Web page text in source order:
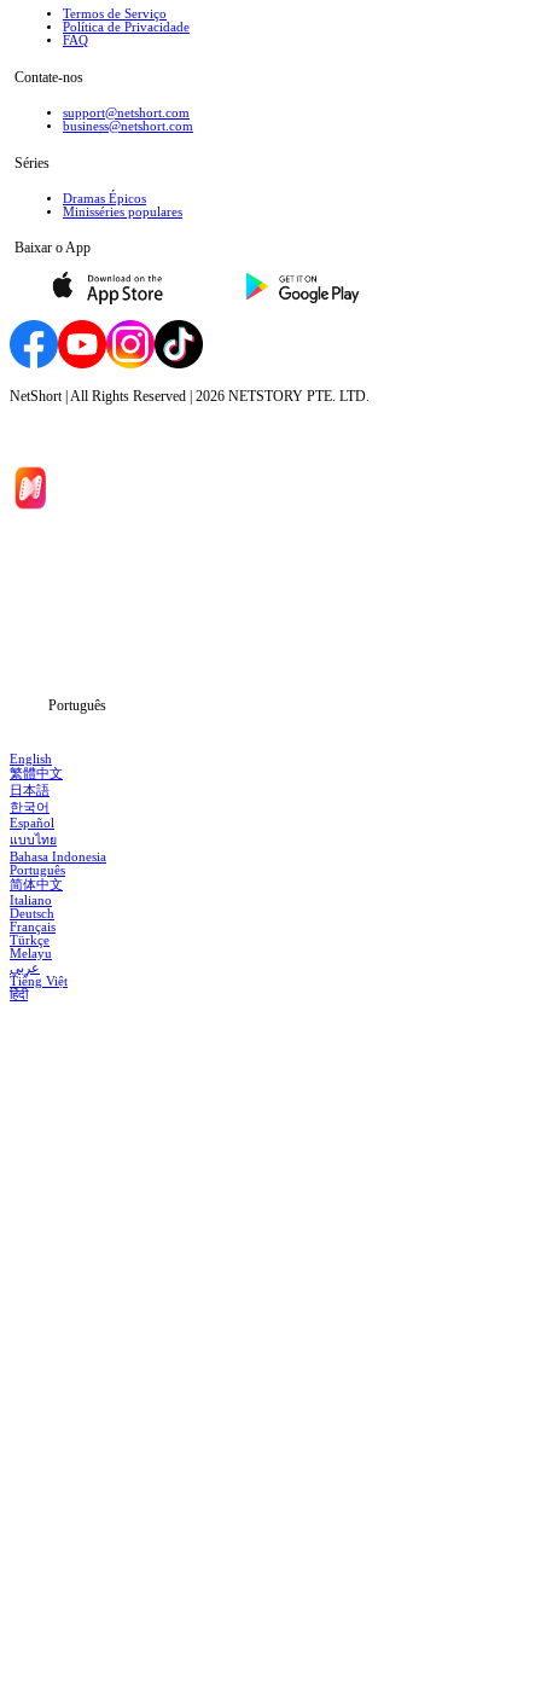
Termos de Serviço
Política de Privacidade
FAQ
Contate-nos
support@netshort.com
business@netshort.com
Séries
Dramas Épicos
Minisséries populares
Baixar o App
NetShort | All Rights Reserved | 2026 NETSTORY PTE. LTD.
Português
English
繁體中文
日本語
한국어
Español
แบบไทย
Bahasa Indonesia
Português
简体中文
Italiano
Deutsch
Français
Türkçe
Melayu
عربي
Tiếng Việt
हिंदी